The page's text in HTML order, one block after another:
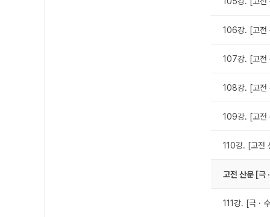
106강. [고전
107강. [고전
108강. [고전
109강. [고전
110강. [고전
고전 산문 [극
111강. [극 ·